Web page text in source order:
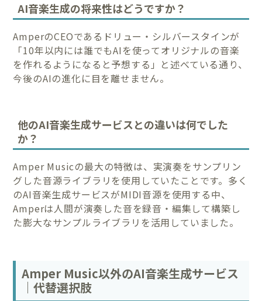
AI音楽生成の将来性はどうですか？
AmperのCEOであるドリュー・シルバースタインが
「10年以内には誰でもAIを使ってオリジナルの音楽
を作れるようになると予想する」と述べている通り、
今後のAIの進化に目を離せません。
他のAI音楽生成サービスとの違いは何でした
か？
Amper Musicの最大の特徴は、実演奏をサンプリン
グした音源ライブラリを使用していたことです。多く
のAI音楽生成サービスがMIDI音源を使用する中、
Amperは人間が演奏した音を録音・編集して構築し
た膨大なサンプルライブラリを活用していました。
Amper Music以外のAI音楽生成サービス
｜代替選択肢